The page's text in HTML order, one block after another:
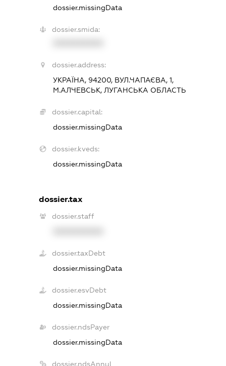
dossier.missingData
dossier.smida:
dossier.address:
УКРАЇНА, 94200, ВУЛ.ЧАПАЄВА, 1,
М.АЛЧЕВСЬК, ЛУГАНСЬКА ОБЛАСТЬ
dossier.capital:
dossier.missingData
dossier.kveds:
dossier.missingData
dossier.tax
dossier.staff
dossier.taxDebt
dossier.missingData
dossier.esvDebt
dossier.missingData
dossier.ndsPayer
dossier.missingData
dossier.ndsAnnul